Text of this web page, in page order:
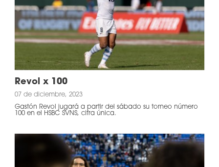
Revol x 100
07 de diciembre, 2023
Gastón Revol jugará a partir del sábado su torneo número
100 en el HSBC SVNS, cifra única.